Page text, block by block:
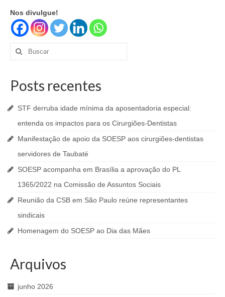
Nos divulgue!
Buscar
por:
Posts recentes
STF derruba idade mínima da aposentadoria especial:
entenda os impactos para os Cirurgiões-Dentistas
Manifestação de apoio da SOESP aos cirurgiões-dentistas
servidores de Taubaté
SOESP acompanha em Brasília a aprovação do PL
1365/2022 na Comissão de Assuntos Sociais
Reunião da CSB em São Paulo reúne representantes
sindicais
Homenagem do SOESP ao Dia das Mães
Arquivos
junho 2026